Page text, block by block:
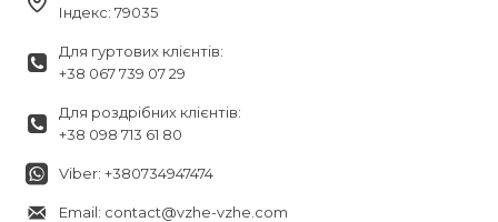
Індекс: 79035
Для гуртових клієнтів:
+38 067 739 07 29
Для роздрібних клієнтів:
+38 098 713 61 80
Viber: +380734947474
Email: contact@vzhe-vzhe.com